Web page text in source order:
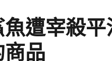
遭宰殺
品